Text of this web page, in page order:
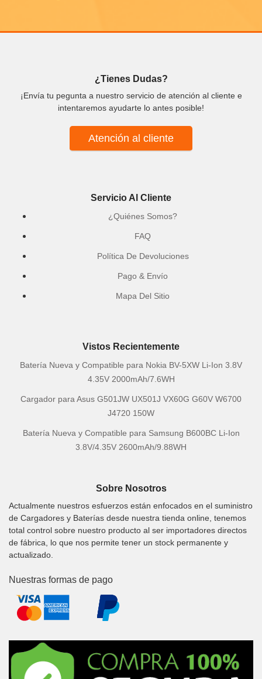
¿Tienes Dudas?
¡Envía tu pegunta a nuestro servicio de atención al cliente e
intentaremos ayudarte lo antes posible!
Atención al cliente
Servicio Al Cliente
¿Quiénes Somos?
FAQ
Política De Devoluciones
Pago & Envío
Mapa Del Sitio
Vistos Recientemente
Batería Nueva y Compatible para Nokia BV-5XW Li-Ion 3.8V
4.35V 2000mAh/7.6WH
Cargador para Asus G501JW UX501J VX60G G60V W6700
J4720 150W
Batería Nueva y Compatible para Samsung B600BC Li-Ion
3.8V/4.35V 2600mAh/9.88WH
Sobre Nosotros
Actualmente nuestros esfuerzos están enfocados en el suministro
de Cargadores y Baterías desde nuestra tienda online, tenemos
total control sobre nuestro producto al ser importadores directos
de fábrica, lo que nos permite tener un stock permanente y
actualizado.
Nuestras formas de pago